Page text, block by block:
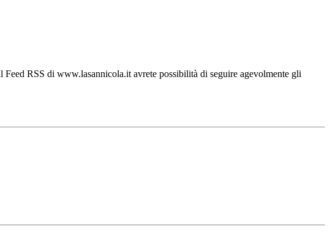
RSS di www.lasannicola.it avrete possibilità di seguire agevolmente gli